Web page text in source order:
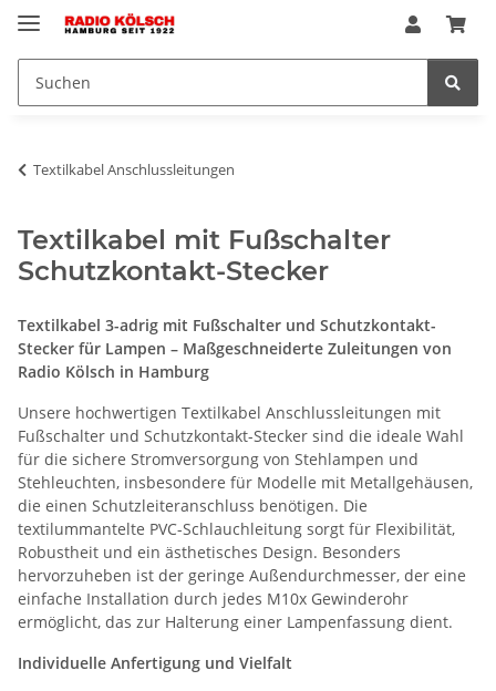
Textilkabel Anschlussleitungen
Textilkabel mit Fußschalter
Schutzkontakt-Stecker
Textilkabel 3-adrig mit Fußschalter und Schutzkontakt-
Stecker für Lampen – Maßgeschneiderte Zuleitungen von
Radio Kölsch in Hamburg
Unsere hochwertigen Textilkabel Anschlussleitungen mit
Fußschalter und Schutzkontakt-Stecker sind die ideale Wahl
für die sichere Stromversorgung von Stehlampen und
Stehleuchten, insbesondere für Modelle mit Metallgehäusen,
die einen Schutzleiteranschluss benötigen. Die
textilummantelte PVC-Schlauchleitung sorgt für Flexibilität,
Robustheit und ein ästhetisches Design. Besonders
hervorzuheben ist der geringe Außendurchmesser, der eine
einfache Installation durch jedes M10x Gewinderohr
ermöglicht, das zur Halterung einer Lampenfassung dient.
Individuelle Anfertigung und Vielfalt